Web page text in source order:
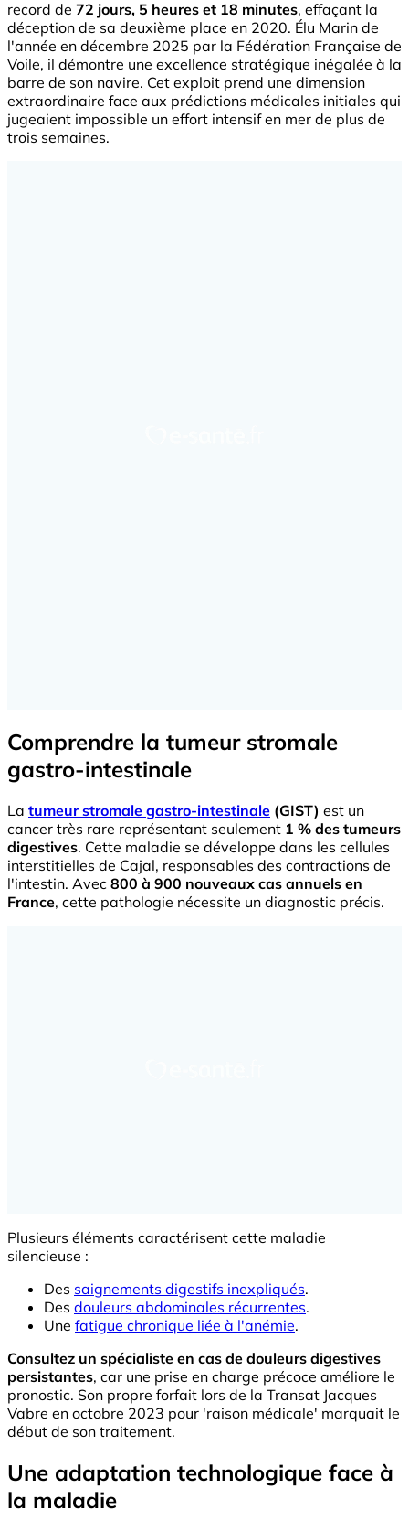
record de 72 jours, 5 heures et 18 minutes, effaçant la
déception de sa deuxième place en 2020. Élu Marin de
l'année en décembre 2025 par la Fédération Française de
Voile, il démontre une excellence stratégique inégalée à la
barre de son navire. Cet exploit prend une dimension
extraordinaire face aux prédictions médicales initiales qui
jugeaient impossible un effort intensif en mer de plus de
trois semaines.
Comprendre la tumeur stromale
gastro-intestinale
La tumeur stromale gastro-intestinale (GIST) est un
cancer très rare représentant seulement 1 % des tumeurs
digestives. Cette maladie se développe dans les cellules
interstitielles de Cajal, responsables des contractions de
l'intestin. Avec 800 à 900 nouveaux cas annuels en
France, cette pathologie nécessite un diagnostic précis.
Plusieurs éléments caractérisent cette maladie
silencieuse :
Des saignements digestifs inexpliqués.
Des douleurs abdominales récurrentes.
Une fatigue chronique liée à l'anémie.
Consultez un spécialiste en cas de douleurs digestives
persistantes, car une prise en charge précoce améliore le
pronostic. Son propre forfait lors de la Transat Jacques
Vabre en octobre 2023 pour 'raison médicale' marquait le
début de son traitement.
Une adaptation technologique face à
la maladie